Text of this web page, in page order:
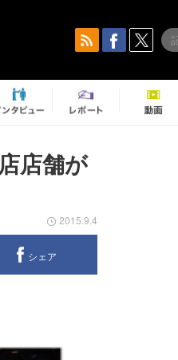
店舗が
2015.9.4
シェア